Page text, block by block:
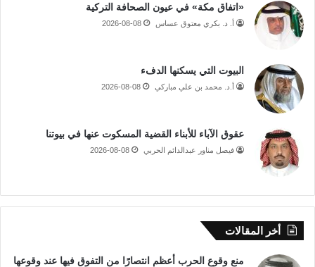
«اتفاق مكة» في عيون الصحافة التركية
أ. د. بكري معتوق عساس 2026-08-08
البيوت التي يسكنها الدفء
أ.د. محمد بن علي مباركي 2026-08-08
عقوق الآباء للأبناء القضية المسكوت عنها في بيوتنا
فيصل مناور عبدالدائم الحربي 2026-08-08
أخر المقالات
منع وقوع الحرب أعظم انتصارًا من التفوق فيها عند وقوعها